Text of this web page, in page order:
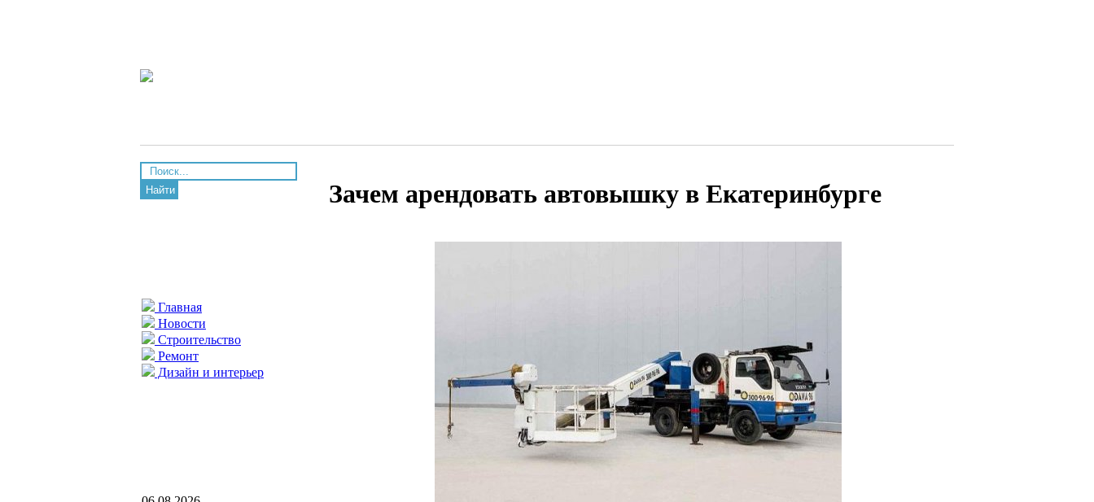
Найти
Главная
Новости
Строительство
Ремонт
Дизайн и интерьер
Зачем арендовать автовышку в Екатеринбурге